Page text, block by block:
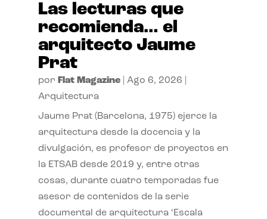
Las lecturas que
recomienda… el
arquitecto Jaume
Prat
por Flat Magazine| Ago 6, 2026
Arquitectura
Jaume Prat (Barcelona, 1975) ejerce la
arquitectura desde la docencia y la
divulgación, es profesor de proyectos en
la ETSAB desde 2019 y, entre otras
cosas, durante cuatro temporadas fue
asesor de contenidos de la serie
documental de arquitectura ‘Escala